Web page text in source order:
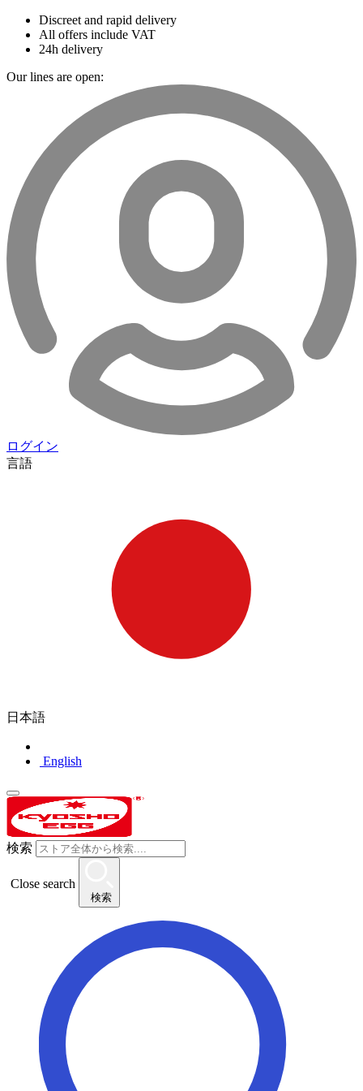
Discreet and rapid delivery
All offers include VAT
24h delivery
Our lines are open:
ログイン
言語
日本語
English
検索
Close search
検索